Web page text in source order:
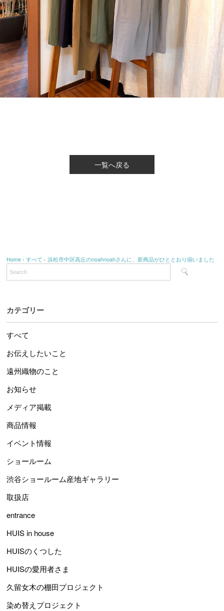
一覧へ戻る
Home ›すべて ›浜松市中区高丘のnoahnoahさんに、新商品がひととおり揃いました
カテゴリー
すべて
お伝えしたいこと
遠州織物のこと
お知らせ
メディア掲載
商品情報
イベント情報
ショールーム
渋谷ショールーム産地ギャラリー
取扱店
entrance
HUIS in house
HUISのくつした
HUISの愛用者さま
久留女木の棚田プロジェクト
染め替えプロジェクト